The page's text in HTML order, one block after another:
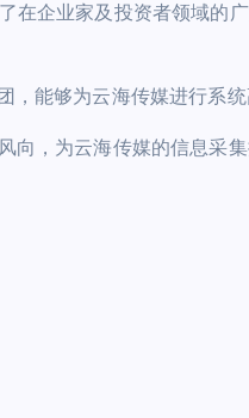
在企业家及投资者领域的
能够为云海传媒进行系统
，为云海传媒的信息采集